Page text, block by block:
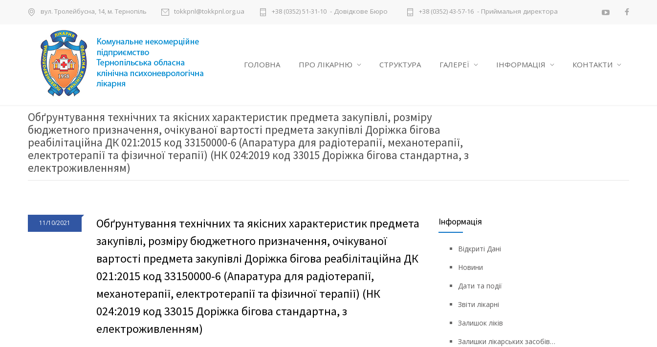
вул. Тролейбусна, 14, м. Тернопіль tokkpnl@tokkpnl.org.ua +38 (0352) 51-31-10 - Довідкове Бюро +38 (0352) 43-57-16 - Приймальня директора
ГОЛОВНА ПРО ЛІКАРНЮ СТРУКТУРА ГАЛЕРЕЇ ІНФОРМАЦІЯ КОНТАКТИ
Обґрунтування технічних та якісних характеристик предмета закупівлі, розміру
бюджетного призначення, очікуваної вартості предмета закупівлі Доріжка бігова
реабілітаційна ДК 021:2015 код 33150000-6 (Апаратура для радіотерапії, механотерапії,
електротерапії та фізичної терапії) (НК 024:2019 код 33015 Доріжка бігова стандартна, з
електроживленням)
11/10/2021
Обґрунтування технічних та якісних характеристик предмета
закупівлі, розміру бюджетного призначення, очікуваної
вартості предмета закупівлі Доріжка бігова реабілітаційна ДК
021:2015 код 33150000-6 (Апаратура для радіотерапії,
механотерапії, електротерапії та фізичної терапії) (НК
024:2019 код 33015 Доріжка бігова стандартна, з
електроживленням)
Інформація
Відкриті Дані
Новини
Дати та події
Звіти лікарні
Залишок ліків
Залишки лікарських засобів…